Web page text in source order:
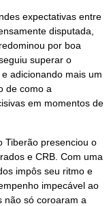
expectativas entre
disputada,
por boa
superar o
adicionando mais um
de como a
em momentos de
Tiberão presenciou o
e CRB. Com uma
impôs seu ritmo e
impecável ao
não só coroaram a